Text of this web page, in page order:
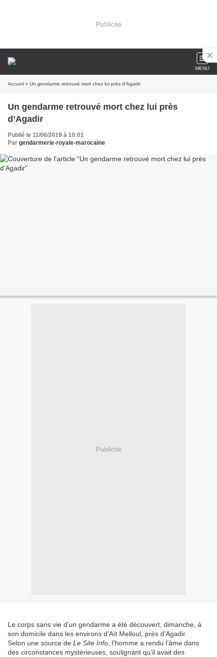
Publicité
MENU
Accueil » Un gendarme retrouvé mort chez lui près d’Agadir
Un gendarme retrouvé mort chez lui près
d’Agadir
Publié le 11/06/2019 à 10:01
Par gendarmerie-royale-marocaine
Publicité
Le corps sans vie d’un gendarme a été découvert, dimanche, à
son domicile dans les environs d’Aït Melloul, près d’Agadir.
Selon une source de Le Site Info , l’homme a rendu l’âme dans
des circonstances mystérieuses, soulignant qu’il avait des